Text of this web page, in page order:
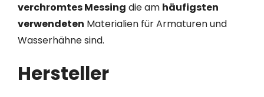
verchromtes Messing die am häufigsten
verwendeten Materialien für Armaturen und
Wasserhähne sind.
Hersteller